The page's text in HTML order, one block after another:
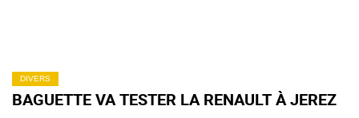
DIVERS
BAGUETTE VA TESTER LA RENAULT À JEREZ